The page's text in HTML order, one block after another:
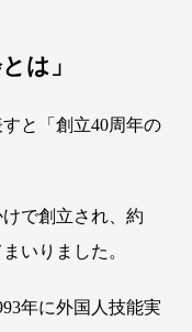
は」
と「創立40周年の
で創立され、約
いりました。
年に外国人技能実